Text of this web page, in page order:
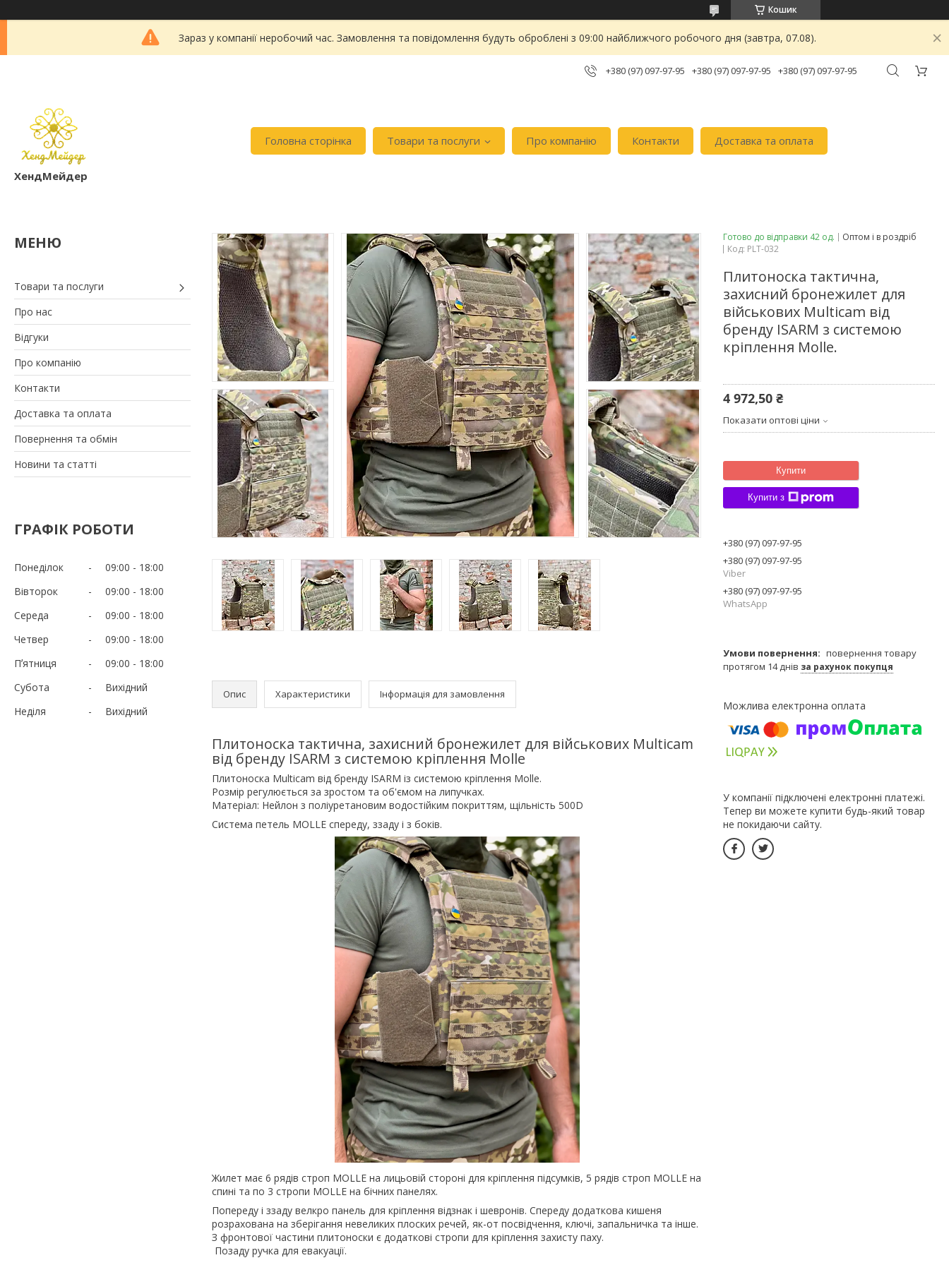
Кошик
Зараз у компанії неробочий час. Замовлення та повідомлення будуть оброблені з 09:00 найближчого робочого дня (завтра, 07.08).
+380 (97) 097-97-95 +380 (97) 097-97-95 +380 (97) 097-97-95
ХендМейдер
Головна сторінка Товари та послуги Про компанію Контакти Доставка та оплата
Товари та послуги
Про нас
Відгуки
Про компанію
Контакти
Доставка та оплата
Повернення та обмін
Новини та статті
ГРАФІК РОБОТИ
Понеділок 09:00
18:00
Вівторок
09:00
18:00
Середа
09:00
18:00
Четвер
09:00
18:00
Пʼятниця
09:00
18:00
Субота
Вихідний
Неділя
Вихідний
Опис Характеристики Інформація для замовлення
Плитоноска тактична, захисний бронежилет для військових Multicam
від бренду ISARM з системою кріплення Molle
Плитоноска Multicam від бренду ISARM із системою кріплення Molle.
Розмір регулюється за зростом та об'ємом на липучках.
Матеріал: Нейлон з поліуретановим водостійким покриттям, щільність 500D
Система петель MOLLE спереду, ззаду і з боків.
Жилет має 6 рядів строп MOLLE на лицьовій стороні для кріплення підсумків, 5 рядів строп MOLLE на
спині та по 3 стропи MOLLE на бічних панелях.
Попереду і ззаду велкро панель для кріплення відзнак і шевронів. Спереду додаткова кишеня
розрахована на зберігання невеликих плоских речей, як-от посвідчення, ключі, запальничка та інше.
З фронтової частини плитоноски є додаткові стропи для кріплення захисту паху.
Позаду ручка для евакуації.
Готово до відправки 42 од.
Оптом і в роздріб
Код: PLT-032
Плитоноска тактична,
захисний бронежилет для
військових Multicam від
бренду ISARM з системою
кріплення Molle.
4 972,50 ₴
Показати оптові ціни
Купити
Купити з
+380 (97) 097-97-95
+380 (97) 097-97-95
Viber
+380 (97) 097-97-95
WhatsApp
повернення товару
протягом 14 днів за рахунок покупця
У компанії підключені електронні платежі.
Тепер ви можете купити будь-який товар
не покидаючи сайту.